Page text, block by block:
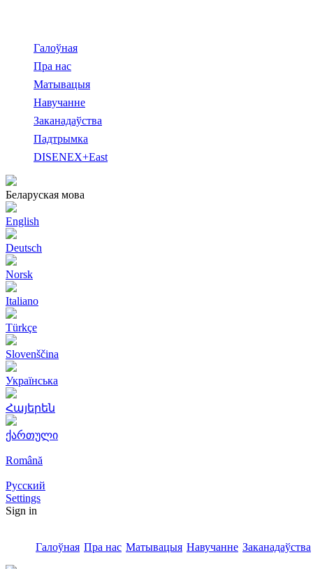
Галоўная
Пра нас
Матывацыя
Навучанне
Заканадаўства
Падтрымка
DISENEX+East
Беларуская мова
English
Deutsch
Norsk
Italiano
Türkçe
Slovenščina
Українська
Հայերեն
ქართული
Română
Русский
Settings
Sign in
Галоўная Пра нас Матывацыя Навучанне Заканадаўства